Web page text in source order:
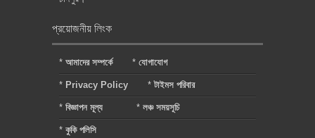
প্রয়োজনীয় লিংক
* আমাদের সম্পর্কে * যোগাযোগ
* Privacy Policy *টাইমস পরিবার
* বিজ্ঞাপন মূল্য * লঞ্চ সময়সূচি
* কুকি পলিসি